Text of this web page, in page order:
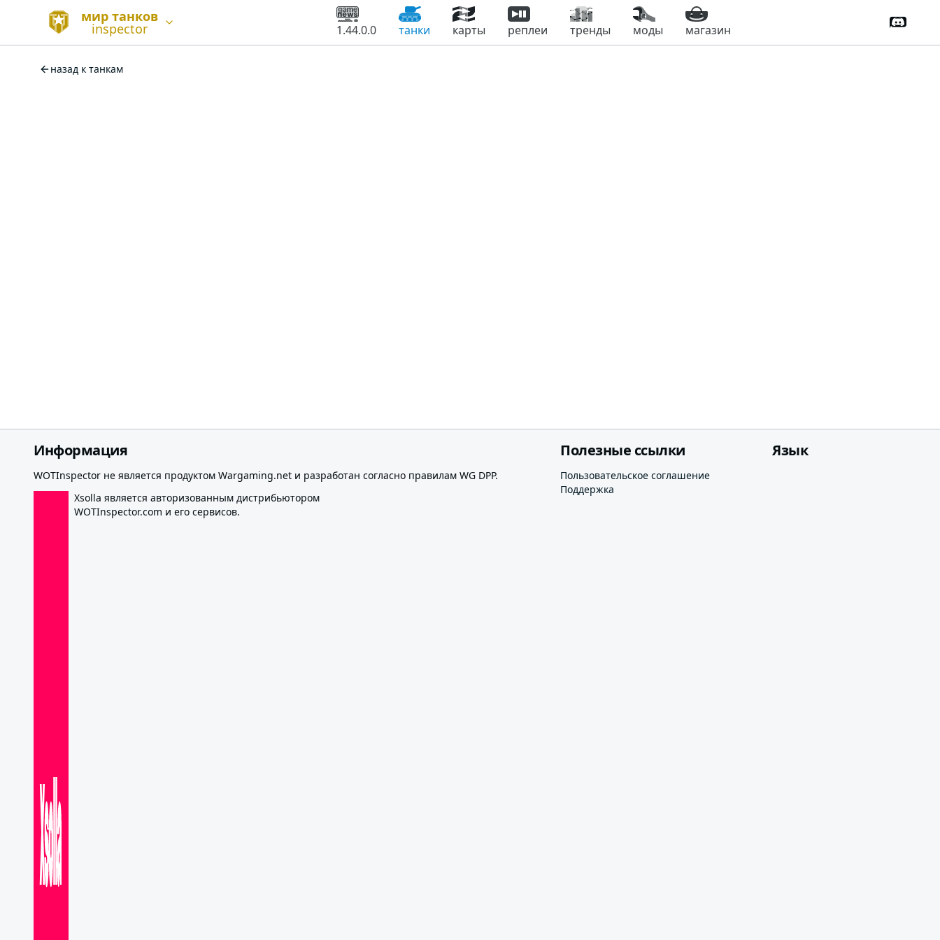
мир танков
inspector 1.44.0.0 танки карты реплеи тренды моды магазин
назад к танкам
Информация
WOTInspector не является продуктом Wargaming.net и разработан согласно правилам WG DPP.
Xsolla является авторизованным дистрибьютором
WOTInspector.com и его сервисов.
Полезные ссылки
Пользовательское соглашение
Поддержка
Язык